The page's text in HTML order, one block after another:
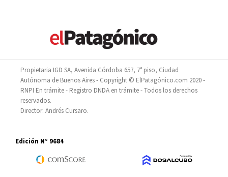
Propietaria IGD SA, Avenida Córdoba 657, 7° piso, Ciudad
Autónoma de Buenos Aires - Copyright © ElPatagónico.com 2020 -
RNPI En trámite - Registro DNDA en trámite - Todos los derechos
reservados.
Director: Andrés Cursaro.
Edición N° 9684